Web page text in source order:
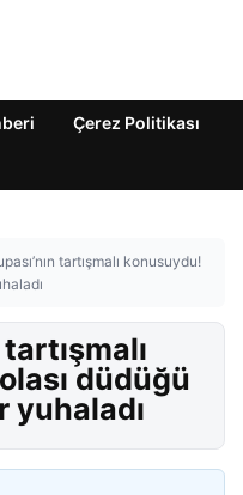
Çerez Politikası
tartışmalı konusuydu!
düdüğü
yuhaladı